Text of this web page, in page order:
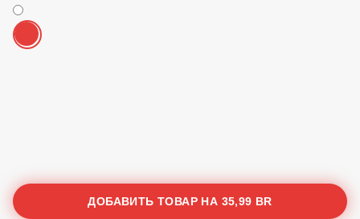
Напиток Coca-Cola Zero 1л
Бесплатно
ДОБАВИТЬ ТОВАР НА 35,99 BR